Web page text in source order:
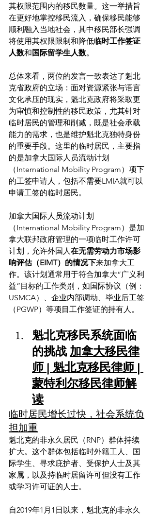
其权限范围内的移民数量。这一举措旨
在更好地掌控移民流入，确保移民能够
顺利融入当地社会，其中移民部长强调
将使用其权限限制和降低临时工作签证
人数和 国际留学生人数。
总体来看，两位的发言一致表达了魁北
克省政府的立场：面对资源紧张与语言
文化承压的现实，魁北克政府将采取更
为审慎和控制性的移民政策，尤其针对
临时居民的管理和削减，既是社会承载
能力的需求，也是维护魁北克独特身份
的重要手段。这里的临时居民，主要指
的是加拿大国际人员流动计划
（International Mobility Program）项下
的工签申请人，包括不需要LMIA就可以
申请工签的临时居民。
加拿大国际人员流动计划
（International Mobility Program）是加
拿大联邦政府管理的一项临时工作许可
计划，允许外国人 在无需劳动力市场影
响评估（EIMT）的情况下来加拿大工
作。该计划通常用于符合加拿大“广义利
益”目标的工作类别，如国际协议（例：
USMCA）、企业内部调动、毕业后工签
（PGWP）等项目工作签证的持有人。
魁北克移民系统面临
的挑战 加拿大移民律
师 | 魁北克移民律师 |
蒙特利尔移民律师解
读
临时居民增长过快，社会系统负
担加重
魁北克的非永久居民（RNP）群体持续
扩大。这个群体包括临时外籍工人、国
际学生、寻求庇护者、受保护人士及其
家属，以及持临时居留许可但没有工作
或学习许可证的人士。
自2019年1月1日以来，魁北克的非永久